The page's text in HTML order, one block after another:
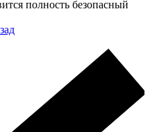
полность безопасный